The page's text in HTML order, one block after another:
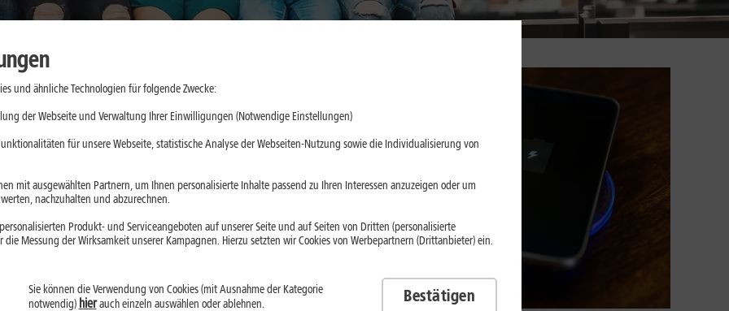
im Alltag
2026 gefragter
lange
und
und ähnliche Technologien für folgende Zwecke:
der Webseite und Verwaltung Ihrer Einwilligungen (Notwendige Einstellungen)
für unsere Webseite, statistische Analyse der Webseiten-Nutzung sowie die Individualisierung von
mit ausgewählten Partnern, um Ihnen personalisierte Inhalte passend zu Ihren Interessen anzuzeigen oder um
nachzuhalten und abzurechnen.
Produkt- und Serviceangeboten auf unserer Seite und auf Seiten von Dritten (personalisierte
Messung der Wirksamkeit unserer Kampagnen. Hierzu setzten wir Cookies von Werbepartnern (Drittanbieter) ein.
Sie können die Verwendung von Cookies (mit Ausnahme der Kategorie
notwendig) hierauch einzeln auswählen oder ablehnen. Bestätigen